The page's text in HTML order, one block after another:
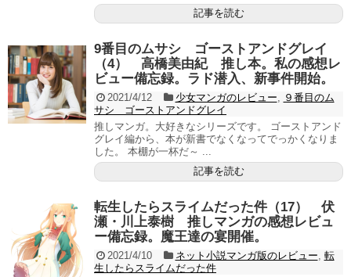
記事を読む
9番目のムサシ ゴーストアンドグレイ
（4） 高橋美由紀 推し本。私の感想レ
ビュー備忘録。ラド潜入、新事件開始。
2021/4/12 少女マンガのレビュー
９番目のム
サシ ゴーストアンドグレイ
推しマンガ。大好きなシリーズです。 ゴーストアンド
グレイ編から、本が新書でなくなってでっかくなりま
した。 本棚が一杯だ～ ...
記事を読む
転生したらスライムだった件（17） 伏
瀬・川上泰樹 推しマンガの感想レビュ
ー備忘録。魔王達の宴開催。
2021/4/10 ネット小説マンガ版のレビュー 転
生したらスライムだった件